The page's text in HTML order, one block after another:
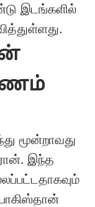
இடங்களில்
மூன்றாவது
இந்த